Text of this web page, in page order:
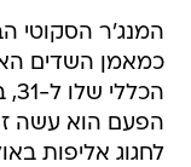
כמאמן השדים
הפעם הוא עשה